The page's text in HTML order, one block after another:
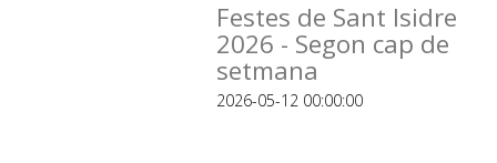
Festes de Sant Isidre
2026 - Segon cap de
setmana
2026-05-12 00:00:00